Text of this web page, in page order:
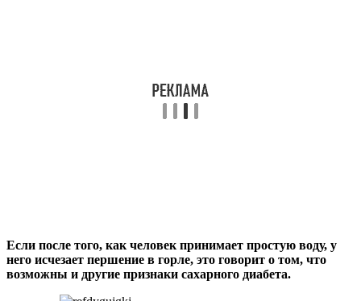
Если после того, как человек принимает простую воду, у
него исчезает першение в горле, это говорит о том, что
возможны и другие признаки сахарного диабета.